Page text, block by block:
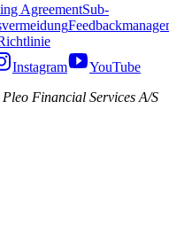
AgreementSub-
Instagram
YouTube
Financial Services A/S